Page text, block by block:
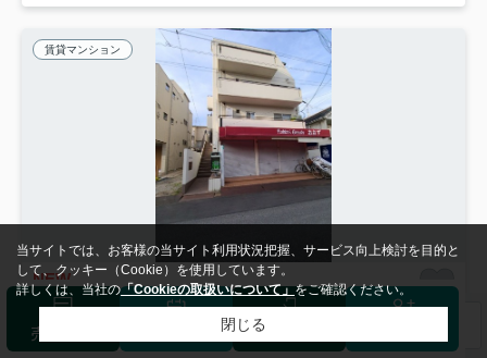
賃貸マンション
NEW
坪石ビル
売却査定 ログイン
当サイトでは、お客様の当サイト利用状況把握、サービス向上検討を目的と
して、クッキー（Cookie）を使用しています。
詳しくは、当社の「Cookieの取扱いについて」をご確認ください。
閉じる